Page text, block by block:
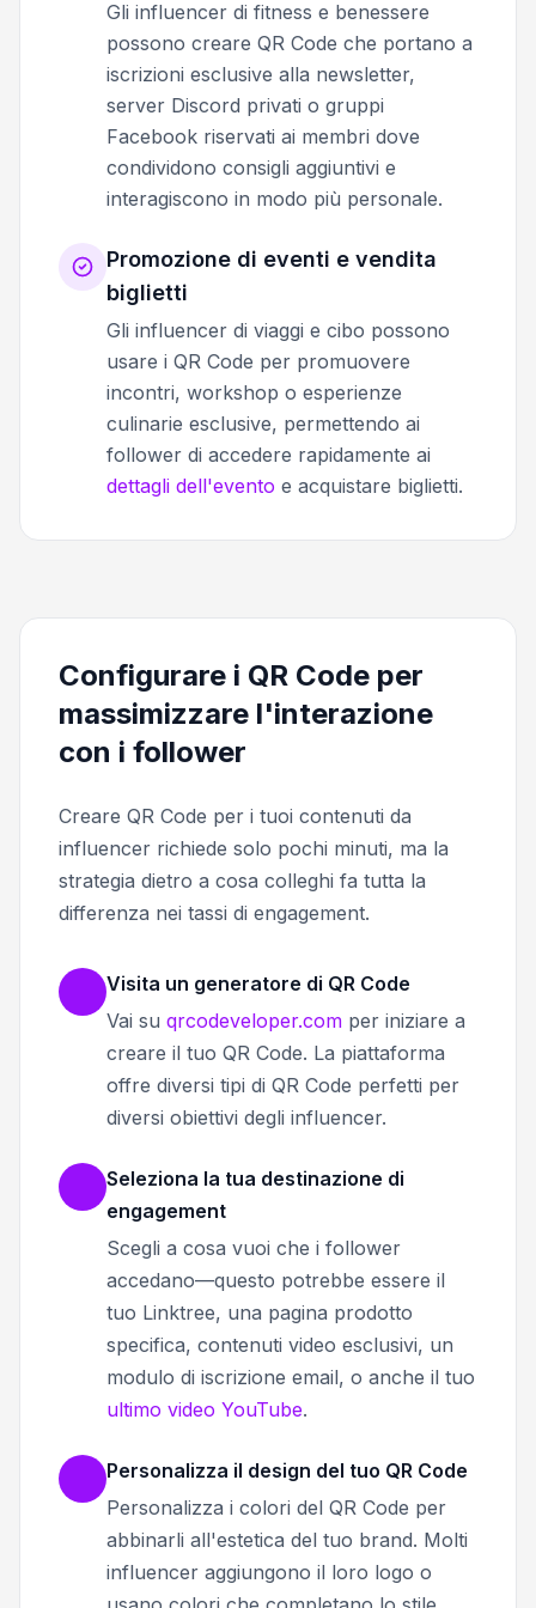
Gli influencer di fitness e benessere
possono creare QR Code che portano a
iscrizioni esclusive alla newsletter,
server Discord privati o gruppi
Facebook riservati ai membri dove
condividono consigli aggiuntivi e
interagiscono in modo più personale.
Promozione di eventi e vendita
biglietti
Gli influencer di viaggi e cibo possono
usare i QR Code per promuovere
incontri, workshop o esperienze
culinarie esclusive, permettendo ai
follower di accedere rapidamente ai
dettagli dell'evento e acquistare biglietti.
Configurare i QR Code per
massimizzare l'interazione
con i follower
Creare QR Code per i tuoi contenuti da
influencer richiede solo pochi minuti, ma la
strategia dietro a cosa colleghi fa tutta la
differenza nei tassi di engagement.
Visita un generatore di QR Code
Vai su qrcodeveloper.com per iniziare a
creare il tuo QR Code. La piattaforma
offre diversi tipi di QR Code perfetti per
diversi obiettivi degli influencer.
Seleziona la tua destinazione di
engagement
Scegli a cosa vuoi che i follower
accedano—questo potrebbe essere il
tuo Linktree, una pagina prodotto
specifica, contenuti video esclusivi, un
modulo di iscrizione email, o anche il tuo
ultimo video YouTube.
Personalizza il design del tuo QR Code
Personalizza i colori del QR Code per
abbinarli all'estetica del tuo brand. Molti
influencer aggiungono il loro logo o